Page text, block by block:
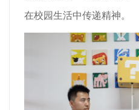
在校园生活中传递精神。